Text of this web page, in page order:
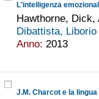
L'intelligenza
Hawthorne, Dick,
Dibattista, Liborio
Anno: 2013
J.M. Charcot e la